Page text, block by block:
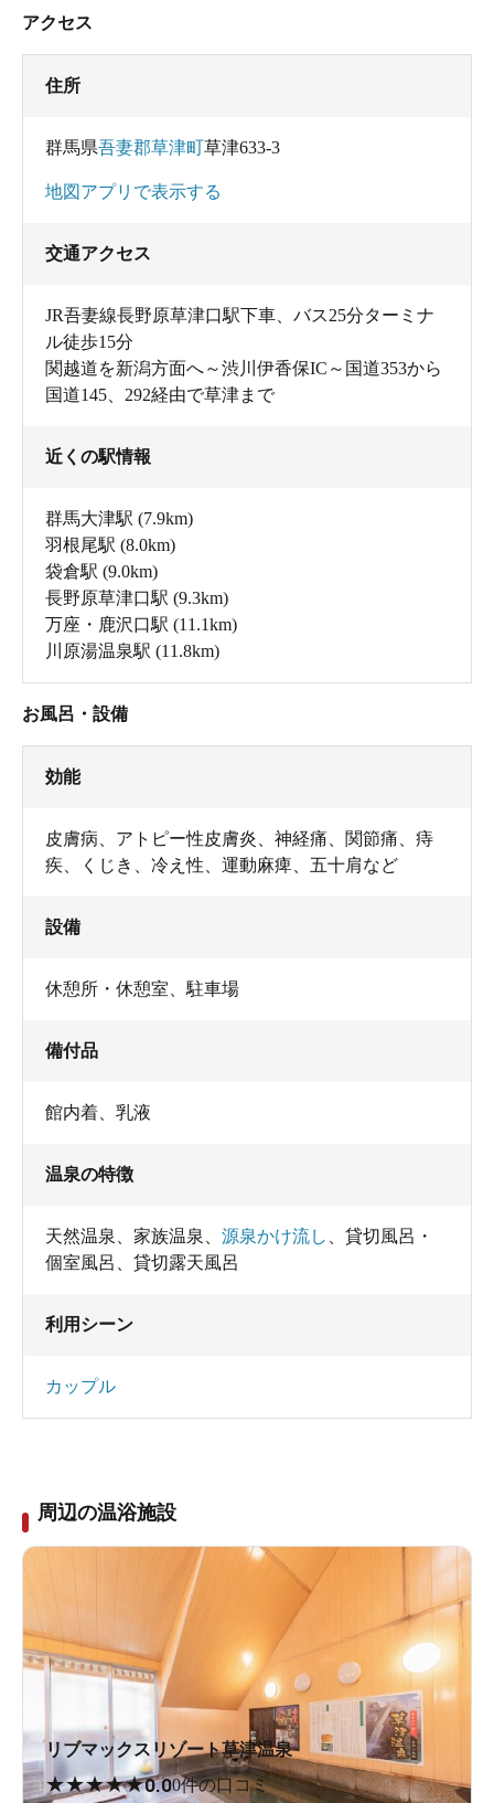
アクセス
住所
群馬県吾妻郡草津町草津633-3
地図アプリで表示する
交通アクセス
JR吾妻線長野原草津口駅下車、バス25分ターミナ
ル徒歩15分
関越道を新潟方面へ～渋川伊香保IC～国道353から
国道145、292経由で草津まで
近くの駅情報
群馬大津駅 (7.9km)
羽根尾駅 (8.0km)
袋倉駅 (9.0km)
長野原草津口駅 (9.3km)
万座・鹿沢口駅 (11.1km)
川原湯温泉駅 (11.8km)
お風呂・設備
効能
皮膚病、アトピー性皮膚炎、神経痛、関節痛、痔
疾、くじき、冷え性、運動麻痺、五十肩など
設備
休憩所・休憩室 駐車場
備付品
館内着 乳液
温泉の特徴
天然温泉 家族温泉 源泉かけ流し
貸切風呂・
個室風呂
貸切露天風呂
利用シーン
カップル
周辺の温浴施設
リブマックスリゾート草津温泉
★★★★★0.00件の口コミ